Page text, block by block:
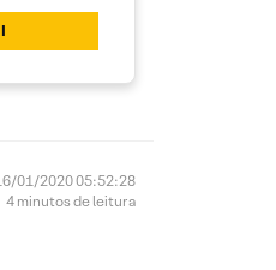
01/2020 05:52:28
4 minutos de leitura